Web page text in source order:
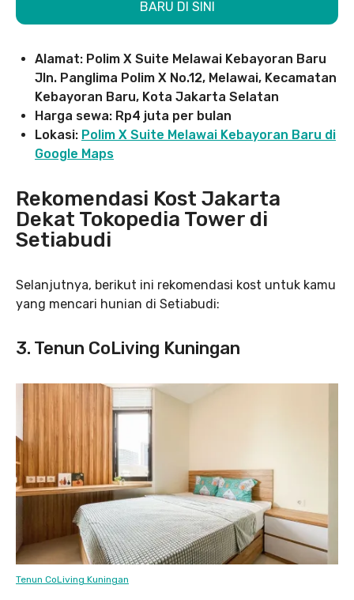
BARU DI SINI
Alamat: Polim X Suite Melawai Kebayoran Baru
Jln. Panglima Polim X No.12, Melawai, Kecamatan
Kebayoran Baru, Kota Jakarta Selatan
Harga sewa: Rp4 juta per bulan
Lokasi: Polim X Suite Melawai Kebayoran Baru di
Google Maps
Rekomendasi Kost Jakarta
Dekat Tokopedia Tower di
Setiabudi
Selanjutnya, berikut ini rekomendasi kost untuk kamu
yang mencari hunian di Setiabudi:
3. Tenun CoLiving Kuningan
Tenun CoLiving Kuningan